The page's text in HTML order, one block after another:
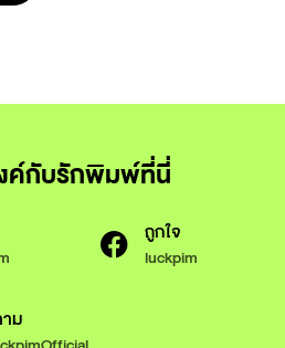
ค์กับรักพิมพ์ที่นี่
ถูกใจ
luckpim
ม